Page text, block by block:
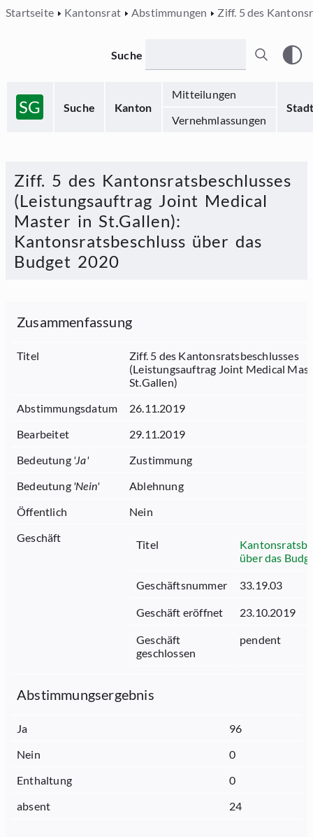
Startseite Kantonsrat Abstimmungen Ziff. 5 des
SG Suche Kanton
Mitteilungen
Stadt
Vernehmlassungen
Suche
Ziff. 5 des Kantonsratsbeschlusses
(Leistungsauftrag Joint Medical
Master in St.Gallen):
Kantonsratsbeschluss über das
Budget 2020
Zusammenfassung
Titel
Ziff. 5 des Kantonsratsbeschlusses
(Leistungsauftrag Joint Medical
St.Gallen)
Abstimmungsdatum
26.11.2019
Bearbeitet
29.11.2019
Bedeutung 'Ja'
Zustimmung
Bedeutung 'Nein'
Ablehnung
Öffentlich
Nein
Geschäft
Titel
über das
Geschäftsnummer 33.19.03
Geschäft eröffnet 23.10.2019
Geschäft
geschlossen
pendent
Abstimmungsergebnis
Ja
96
Nein
0
Enthaltung
0
absent
24